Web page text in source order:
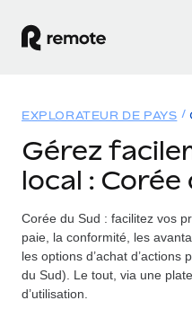
EMPLOI À
Paie multipays
Gérez la paie
Employer of record
Développez-vous à
Solutions
COUVERTURE
Explorateur de pays
Toutes les informations
pays par pays
Ressources
OUTILS & CALCULATEURS
Outil de calcul du
Tarification
EXPLORATEUR DE PAYS
Gérez
local : Corée
Corée du Sud : facilitez vos
paie, la conformité, les
les options d’achat
du Sud). Le tout, via une
d’utilisation.